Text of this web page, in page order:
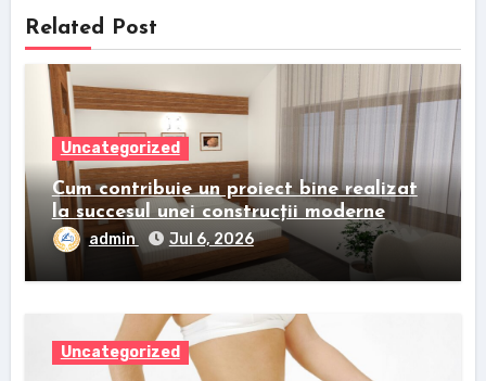
Related Post
Uncategorized
Cum contribuie un proiect bine realizat
la succesul unei construcții moderne
admin Jul 6, 2026
Uncategorized